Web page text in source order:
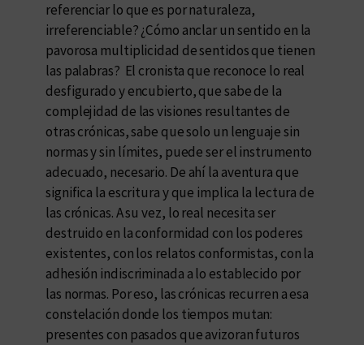
referenciar lo que es por naturaleza,
irreferenciable? ¿Cómo anclar un sentido en la
pavorosa multiplicidad de sentidos que tienen
las palabras? El cronista que reconoce lo real
desfigurado y encubierto, que sabe de la
complejidad de las visiones resultantes de
otras crónicas, sabe que solo un lenguaje sin
normas y sin límites, puede ser el instrumento
adecuado, necesario. De ahí la aventura que
significa la escritura y que implica la lectura de
las crónicas. A su vez, lo real necesita ser
destruido en la conformidad con los poderes
existentes, con los relatos conformistas, con la
adhesión indiscriminada a lo establecido por
las normas. Por eso, las crónicas recurren a esa
constelación donde los tiempos mutan:
presentes con pasados que avizoran futuros